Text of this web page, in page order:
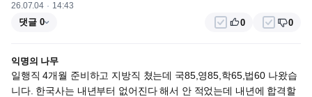
26.07.04 14:43
댓글 0 0 0
익명의 나무
일행직 4개월 준비하고 지방직 쳤는데 국85,영85,학65,법60 나왔습
니다. 한국사는 내년부터 없어진다 해서 안 적었는데 내년에 합격할